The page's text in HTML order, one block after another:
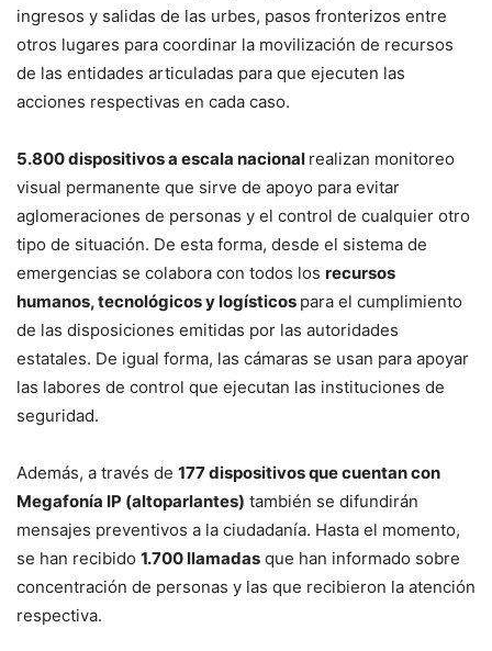
ingresos y salidas de las urbes, pasos fronterizos entre
otros lugares para coordinar la movilización de recursos
de las entidades articuladas para que ejecuten las
acciones respectivas en cada caso.
5.800 dispositivos a escala nacional realizan monitoreo
visual permanente que sirve de apoyo para evitar
aglomeraciones de personas y el control de cualquier otro
tipo de situación. De esta forma, desde el sistema de
emergencias se colabora con todos los recursos
humanos, tecnológicos y logísticos para el cumplimiento
de las disposiciones emitidas por las autoridades
estatales. De igual forma, las cámaras se usan para apoyar
las labores de control que ejecutan las instituciones de
seguridad.
Además, a través de 177 dispositivos que cuentan con
Megafonía IP (altoparlantes) también se difundirán
mensajes preventivos a la ciudadanía. Hasta el momento,
se han recibido 1.700 llamadas que han informado sobre
concentración de personas y las que recibieron la atención
respectiva.